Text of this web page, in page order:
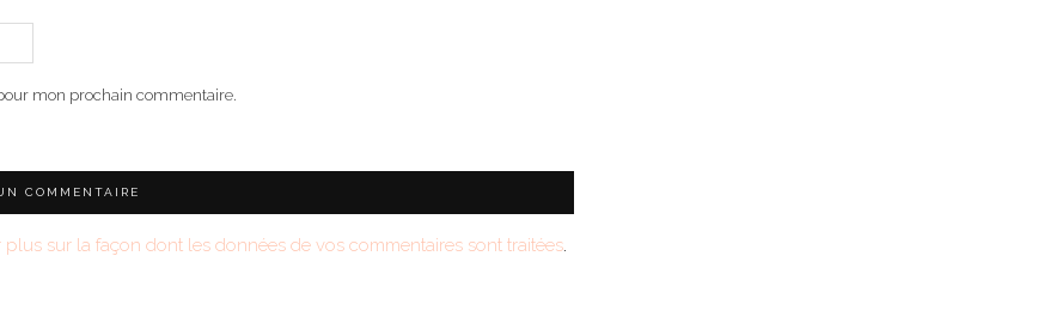
mon prochain commentaire.
plus sur la façon dont les données de vos commentaires sont traitées.